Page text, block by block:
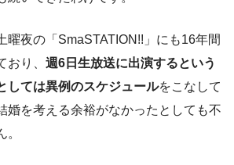
曜夜の「SmaSTATION!!」にも16年間
おり、 週6日生放送に出演するという
しては異例のスケジュールをこなして
婚を考える余裕がなかったとしても不